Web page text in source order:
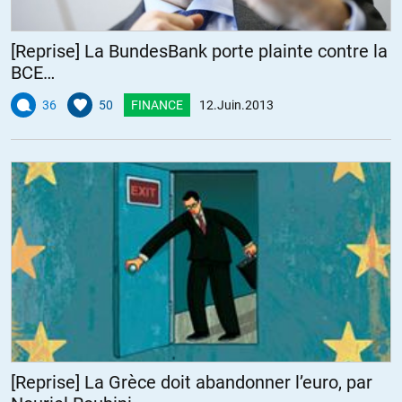
[Reprise] La BundesBank porte plainte contre la
BCE…
36 50 FINANCE 12.Juin.2013
[Reprise] La Grèce doit abandonner l’euro, par